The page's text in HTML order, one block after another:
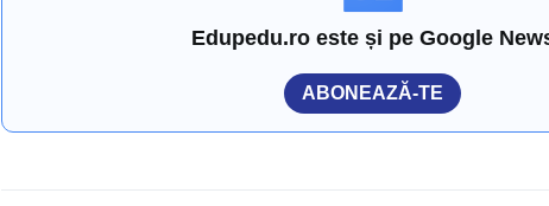
Edupedu.ro este și pe Google
ABONEAZĂ-TE